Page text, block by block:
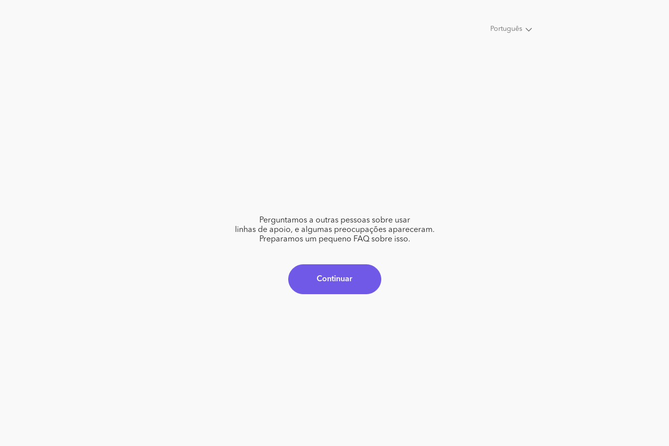
Português
Perguntamos a outras pessoas sobre usar
linhas de apoio, e algumas preocupações apareceram.
Preparamos um pequeno FAQ sobre isso.
Continuar